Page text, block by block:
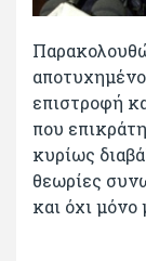
επιστροφή
που
κυρίως
θεωρίες
και όχι μόνο